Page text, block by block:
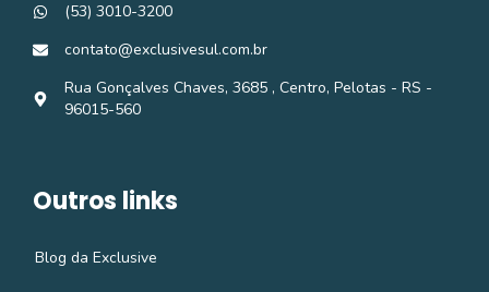
(53) 3010-3200
contato@exclusivesul.com.br
Rua Gonçalves Chaves, 3685 , Centro, Pelotas - RS -
96015-560
Outros links
Blog da Exclusive